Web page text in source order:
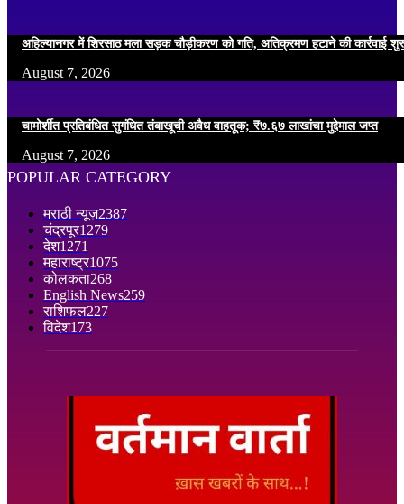
अहिल्यानगर में शिरसाठ मला सड़क चौड़ीकरण को गति, अतिक्रमण हटाने की कार्रवाई
August 7, 2026
चामोर्शीत प्रतिबंधित सुगंधित तंबाखूची अवैध वाहतूक; ₹७.६७ लाखांचा मुद्देमाल जप्त
August 7, 2026
POPULAR CATEGORY
मराठी न्यूज़2387
चंद्रपूर1279
देश1271
महाराष्ट्र1075
कोलकता268
English News259
राशिफल227
विदेश173